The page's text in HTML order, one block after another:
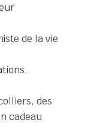
de la vie
des
cadeau